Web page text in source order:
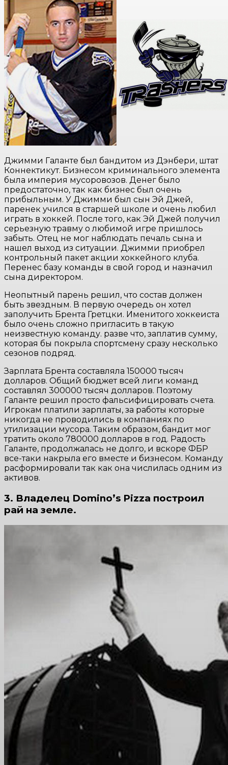
Джимми Галанте был бандитом из Дэнбери, штат
Коннектикут. Бизнесом криминального элемента
была империя мусоровозов. Денег было
предостаточно, так как бизнес был очень
прибыльным. У Джимми был сын Эй Джей,
паренек учился в старшей школе и очень любил
играть в хоккей. После того, как Эй Джей получил
серьезную травму о любимой игре пришлось
забыть. Отец не мог наблюдать печаль сына и
нашел выход из ситуации. Джимми приобрел
контрольный пакет акции хоккейного клуба.
Перенес базу команды в свой город и назначил
сына директором.
Неопытный парень решил, что состав должен
быть звездным. В первую очередь он хотел
заполучить Брента Гретцки. Именитого хоккеиста
было очень сложно пригласить в такую
неизвестную команду. разве что, заплатив сумму,
которая бы покрыла спортсмену сразу несколько
сезонов подряд.
Зарплата Брента составляла 150000 тысяч
долларов. Общий бюджет всей лиги команд
составлял 300000 тысяч долларов. Поэтому
Галанте решил просто фальсифицировать счета.
Игрокам платили зарплаты, за работы которые
никогда не проводились в компаниях по
утилизации мусора. Таким образом, бандит мог
тратить около 780000 долларов в год. Радость
Галанте, продолжалась не долго, и вскоре ФБР
все-таки накрыла его вместе и бизнесом. Команду
расформировали так как она числилась одним из
активов.
3. Владелец Domino’s Pizza построил
рай на земле.